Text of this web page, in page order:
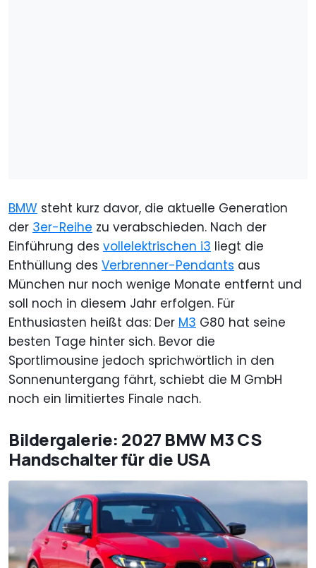
BMW steht kurz davor, die aktuelle Generation
der 3er-Reihe zu verabschieden. Nach der
Einführung des vollelektrischen i3 liegt die
Enthüllung des Verbrenner-Pendants aus
München nur noch wenige Monate entfernt und
soll noch in diesem Jahr erfolgen. Für
Enthusiasten heißt das: Der M3 G80 hat seine
besten Tage hinter sich. Bevor die
Sportlimousine jedoch sprichwörtlich in den
Sonnenuntergang fährt, schiebt die M GmbH
noch ein limitiertes Finale nach.
Bildergalerie: 2027 BMW M3 CS
Handschalter für die USA